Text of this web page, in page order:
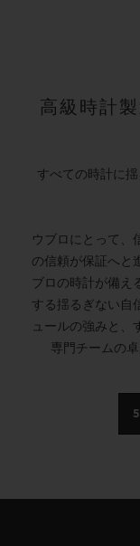
高級時計
すべての時計に
ウブロにとって、
の信頼が保証へと
ブロの時計が備え
する揺るぎない自
ュールの強みと、
専門チームの